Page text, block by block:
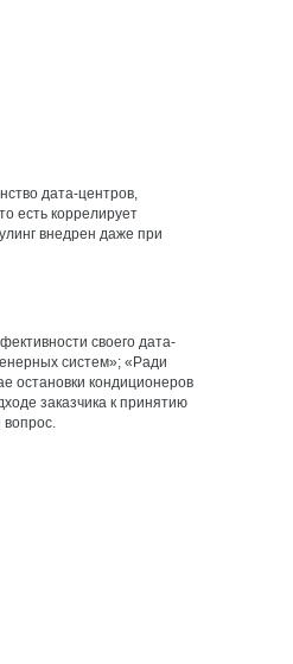
дата-центров,
есть коррелирует
внедрен даже при
своего дата-
систем»; «Ради
остановки кондиционеров
заказчика к принятию